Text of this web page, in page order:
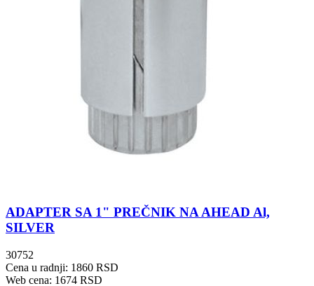
ADAPTER SA 1" PREČNIK NA AHEAD Al,
SILVER
30752
Cena u radnji: 1860 RSD
Web cena: 1674 RSD